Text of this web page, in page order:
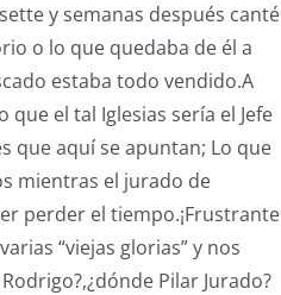
y semanas después canté
o lo que quedaba de él a
estaba todo vendido.A
el tal Iglesias sería el Jefe
que aquí se apuntan; Lo que
mientras el jurado de
perder el tiempo.¡Frustrante
“viejas glorias” y nos
Pilar Jurado?